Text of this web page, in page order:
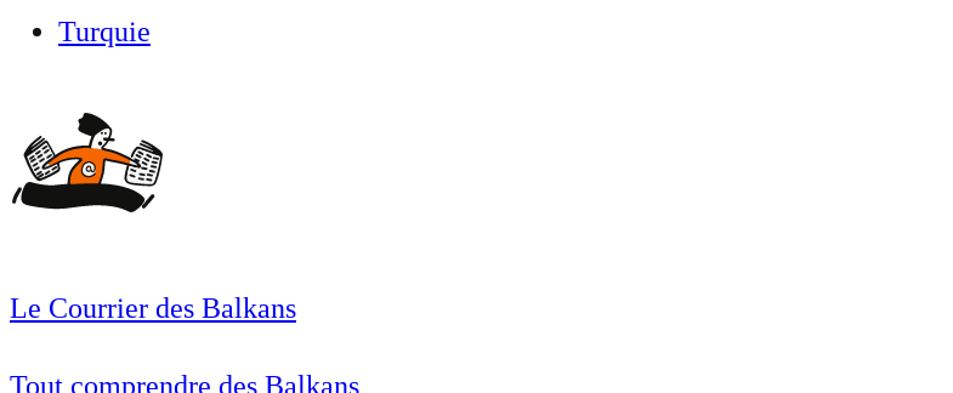
Turquie
Le Courrier des Balkans
Tout comprendre des Balkans